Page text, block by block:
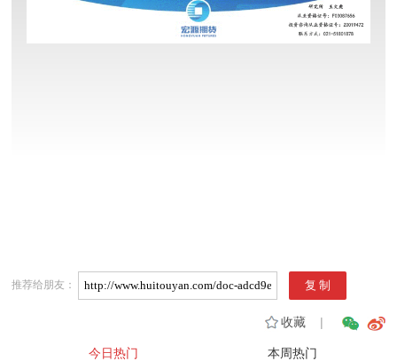
推荐给朋友：
收藏|
今日热门 本周热门